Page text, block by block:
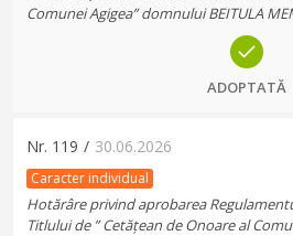
Comunei Agigea” domnului BEITULA
ADOPTATĂ
Nr. 119 / 30.06.2026
Caracter individual
Hotărâre privind aprobarea
Titlului de ” Cetățean de Onoare al